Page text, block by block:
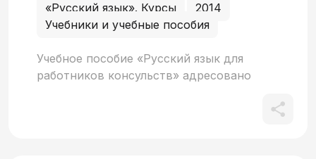
«Русский язык». Курсы
2014
Учебники и учебные пособия
Учебное пособие «Русский язык для
работников консульств» адресовано